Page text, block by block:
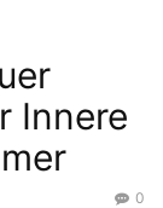
Innere
0